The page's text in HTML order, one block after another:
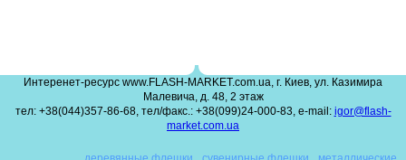
Интеренет-ресурс www.FLASH-MARKET.com.ua, г. Киев, ул. Казимира
Малевича, д. 48, 2 этаж
тел: +38(044)357-86-68, тел/факс.: +38(099)24-000-83, e-mail: igor@flash-
market.com.ua